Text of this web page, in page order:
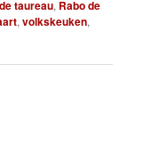
taureau, Rabo de
,volkskeuken,